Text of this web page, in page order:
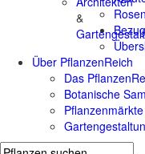
&
Über PflanzenReich
Das
Botanische
Pflanzenmärkte